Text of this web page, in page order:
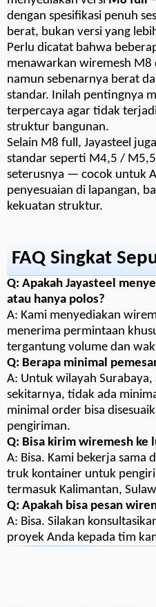
dengan spesifikasi penuh
berat, bukan versi yang
Perlu dicatat bahwa
menawarkan wiremesh M8
namun sebenarnya berat
standar. Inilah pentingnya
terpercaya agar tidak
struktur bangunan.
Selain M8 full, Jayasteel
standar seperti M4,5 /
seterusnya — cocok untuk
penyesuaian di lapangan,
kekuatan struktur.
FAQ Singkat
Q: Apakah Jayasteel
atau hanya polos?
A: Kami menyediakan
menerima permintaan
tergantung volume dan
Q: Berapa minimal
A: Untuk wilayah
sekitarnya, tidak ada
minimal order bisa
pengiriman.
Q: Bisa kirim wiremesh ke
A: Bisa. Kami bekerja sama
truk kontainer untuk
termasuk Kalimantan,
Q: Apakah bisa pesan
A: Bisa. Silakan
proyek Anda kepada tim